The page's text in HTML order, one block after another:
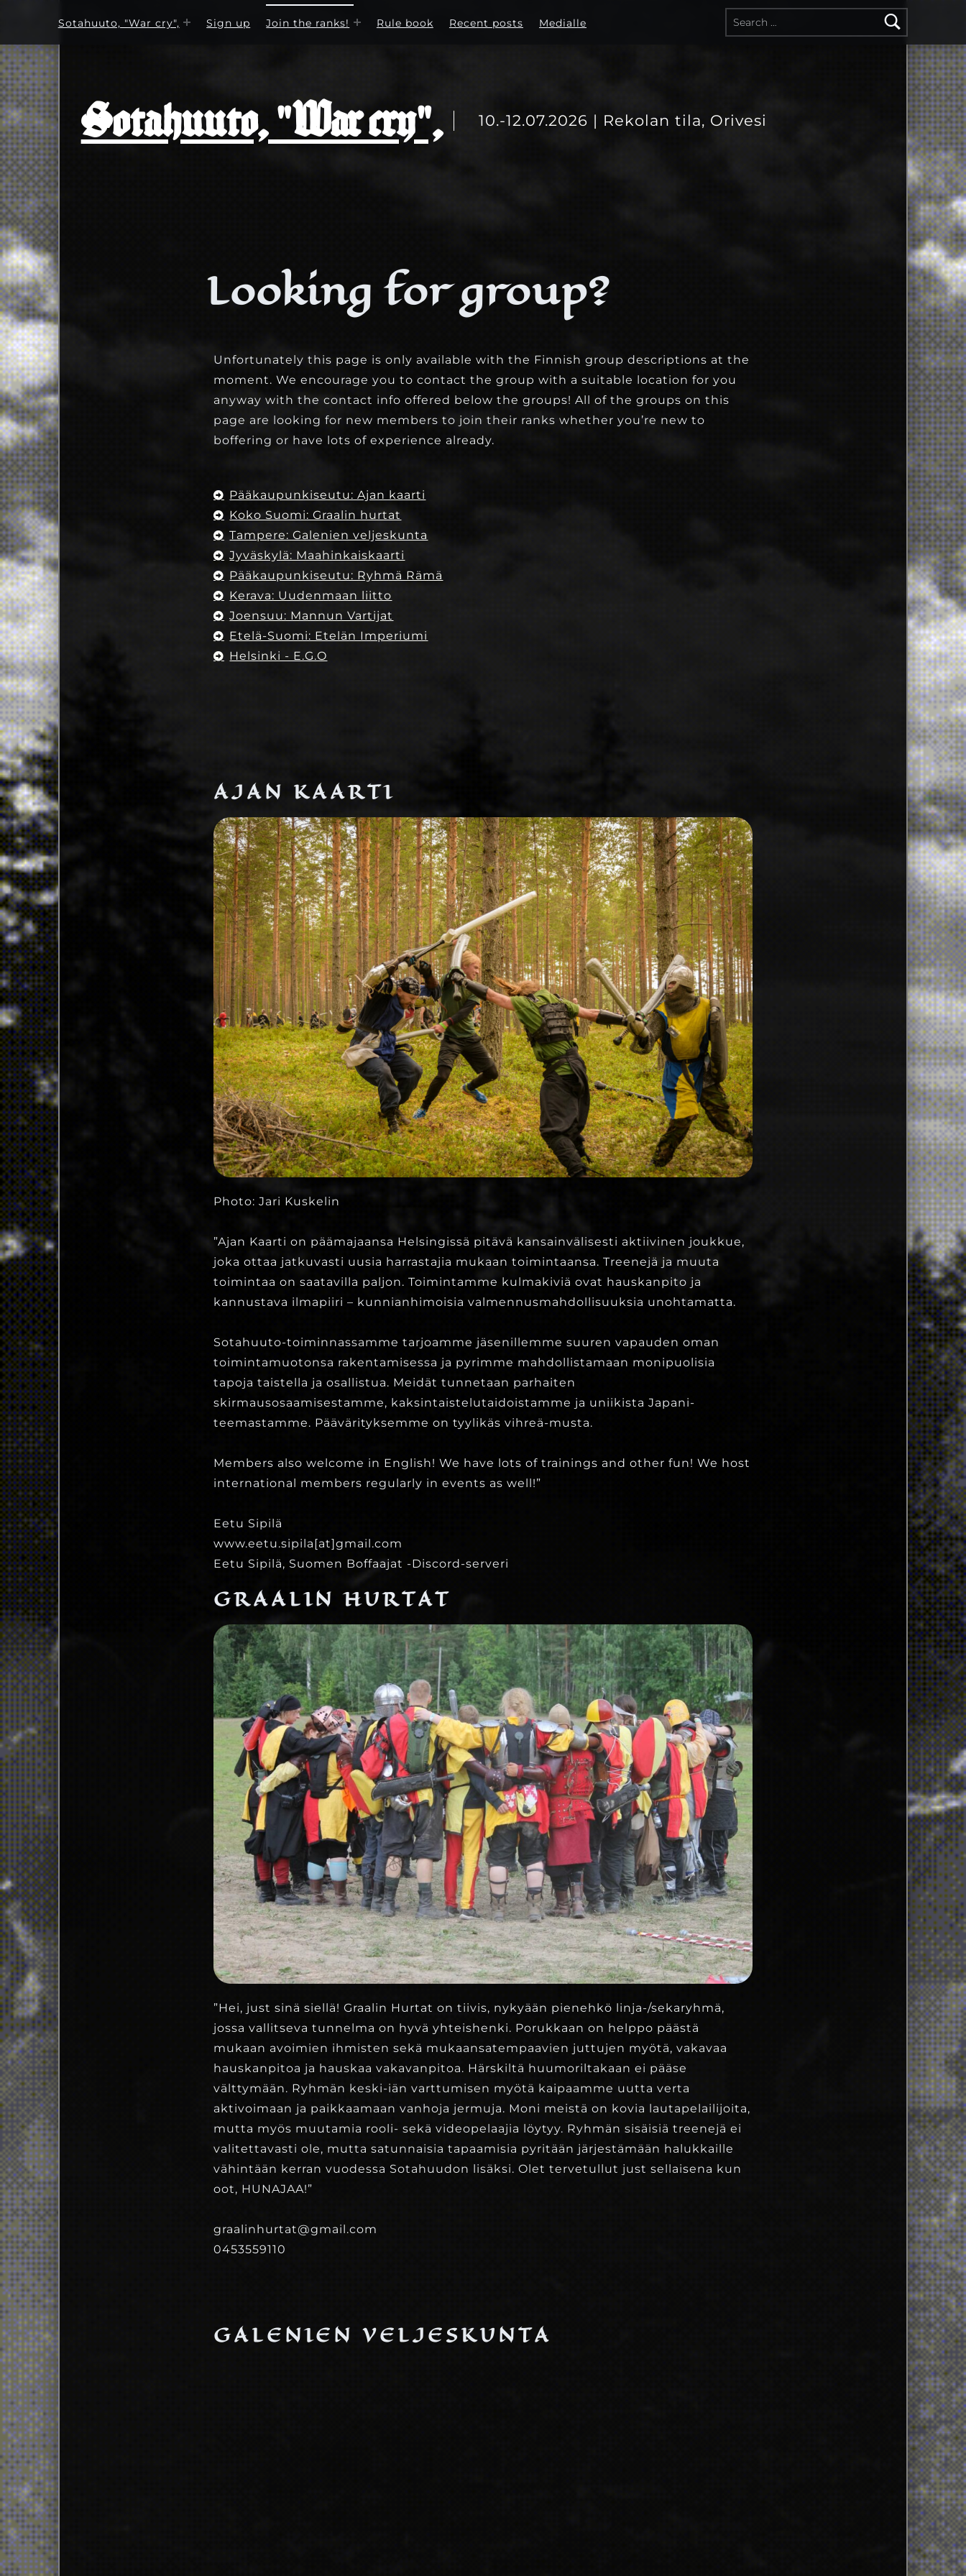
Sotahuuto, "War cry", Sign up Join the ranks! Rule book Recent posts Medialle
Sotahuuto, "War cry", 10.-12.07.2026 | Rekolan tila, Orivesi
Looking for group?
Unfortunately this page is only available with the Finnish group descriptions at the
moment. We encourage you to contact the group with a suitable location for you
anyway with the contact info offered below the groups! All of the groups on this
page are looking for new members to join their ranks whether you’re new to
boffering or have lots of experience already.
Pääkaupunkiseutu: Ajan kaarti
Koko Suomi: Graalin hurtat
Tampere: Galenien veljeskunta
Jyväskylä: Maahinkaiskaarti
Pääkaupunkiseutu: Ryhmä Rämä
Kerava: Uudenmaan liitto
Joensuu: Mannun Vartijat
Etelä-Suomi: Etelän Imperiumi
Helsinki - E.G.O
AJAN KAARTI
Photo: Jari Kuskelin
”Ajan Kaarti on päämajaansa Helsingissä pitävä kansainvälisesti aktiivinen joukkue,
joka ottaa jatkuvasti uusia harrastajia mukaan toimintaansa. Treenejä ja muuta
toimintaa on saatavilla paljon. Toimintamme kulmakiviä ovat hauskanpito ja
kannustava ilmapiiri – kunnianhimoisia valmennusmahdollisuuksia unohtamatta.
Sotahuuto-toiminnassamme tarjoamme jäsenillemme suuren vapauden oman
toimintamuotonsa rakentamisessa ja pyrimme mahdollistamaan monipuolisia
tapoja taistella ja osallistua. Meidät tunnetaan parhaiten
skirmausosaamisestamme, kaksintaistelutaidoistamme ja uniikista Japani-
teemastamme. Päävärityksemme on tyylikäs vihreä-musta.
Members also welcome in English! We have lots of trainings and other fun! We host
international members regularly in events as well!”
Eetu Sipilä
www.eetu.sipila[at]gmail.com
Eetu Sipilä, Suomen Boffaajat -Discord-serveri
GRAALIN HURTAT
”Hei, just sinä siellä! Graalin Hurtat on tiivis, nykyään pienehkö linja-/sekaryhmä,
jossa vallitseva tunnelma on hyvä yhteishenki. Porukkaan on helppo päästä
mukaan avoimien ihmisten sekä mukaansatempaavien juttujen myötä, vakavaa
hauskanpitoa ja hauskaa vakavanpitoa. Härskiltä huumoriltakaan ei pääse
välttymään. Ryhmän keski-iän varttumisen myötä kaipaamme uutta verta
aktivoimaan ja paikkaamaan vanhoja jermuja. Moni meistä on kovia lautapelailijoita,
mutta myös muutamia rooli- sekä videopelaajia löytyy. Ryhmän sisäisiä treenejä ei
valitettavasti ole, mutta satunnaisia tapaamisia pyritään järjestämään halukkaille
vähintään kerran vuodessa Sotahuudon lisäksi. Olet tervetullut just sellaisena kun
oot, HUNAJAA!”
graalinhurtat@gmail.com
0453559110
GALENIEN VELJESKUNTA